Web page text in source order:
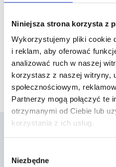
Niniejsza strona korzysta z
Wykorzystujemy pliki cookie
i reklam, aby oferować
analizować ruch w naszej
korzystasz z naszej witryny,
społecznościowym,
Partnerzy mogą połączyć te
otrzymanymi od Ciebie lub
korzystania z ich usług.
zgody
Niezbędne
Lista